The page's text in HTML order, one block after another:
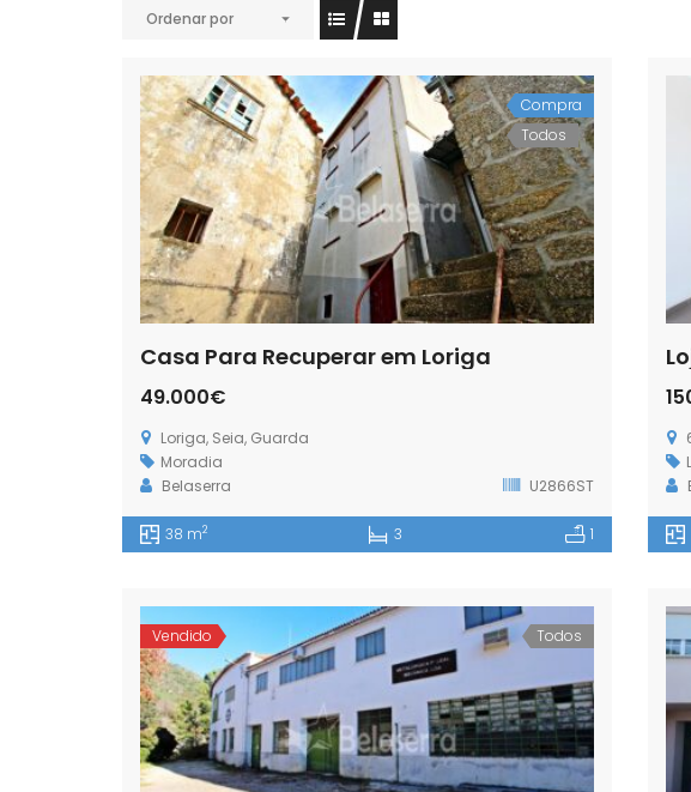
Ordenar por
Compra
Todos
Casa Para Recuperar em Loriga
49.000€
Loriga, Seia, Guarda
Moradia
Belaserra
U2866ST
38 m2 3 1
Vendido Todos